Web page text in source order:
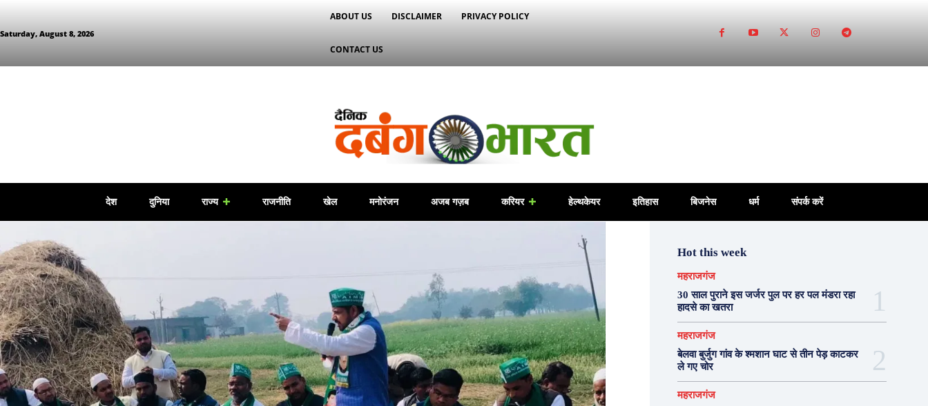
Saturday, August 8, 2026
ABOUT US DISCLAIMER PRIVACY POLICY
CONTACT US
देश दुनिया राज्य राजनीति खेल मनोरंजन अजब गज़ब करियर हेल्थकेयर इतिहास बिजनेस धर्म संपर्क करें
Hot this week
महराजगंज
30 साल पुराने इस जर्जर पुल पर हर पल मंडरा रहा
हादसे का खतरा
महराजगंज
बेलवा बुर्जुग गांव के श्मशान घाट से तीन पेड़ काटकर
ले गए चोर
महराजगंज